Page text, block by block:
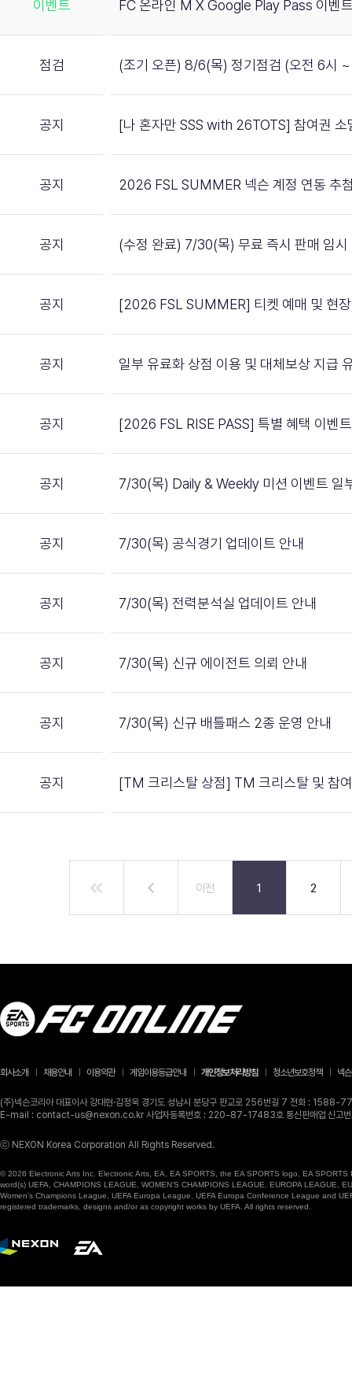
이벤트 FC 온라인 M X Google Play Pass 이벤
점검 (조기 오픈) 8/6(목) 정기점검 (오전 6시 ~
공지 [나 혼자만 SSS with 26TOTS] 참여권 소
공지 2026 FSL SUMMER 넥슨 계정 연동 추
공지 (수정 완료) 7/30(목) 무료 즉시 판매 임시
공지 [2026 FSL SUMMER] 티켓 예매 및 현
공지 일부 유료화 상점 이용 및 대체보상 지급
공지 [2026 FSL RISE PASS] 특별 혜택 이벤
공지 7/30(목) Daily & Weekly 미션 이벤트 일
공지 7/30(목) 공식경기 업데이트 안내
공지 7/30(목) 전력분석실 업데이트 안내
공지 7/30(목) 신규 에이전트 의뢰 안내
공지 7/30(목) 신규 배틀패스 2종 운영 안내
공지 [TM 크리스탈 상점] TM 크리스탈 및 참
이전 1 2
회사소개 채용안내 이용약관 게임이용등급안내 개인정보처리방침 청소년보호정책 넥
(주)넥슨코리아 대표이사 강대현·김정욱 경기도 성남시 분당구 판교로 256번길 7 전화 :
E-mail : contact-us@nexon.co.kr 사업자등록번호 : 220-87-17483호 통신판매업 신고
ⓒ NEXON Korea Corporation All Rights Reserved.
© 2026 Electronic Arts Inc. Electronic Arts, EA, EA SPORTS, the EA SPORTS logo, EA
word(s) UEFA, CHAMPIONS LEAGUE, WOMEN’S CHAMPIONS LEAGUE, EUROPA LEAGUE,
Women’s Champions League, UEFA Europa League, UEFA Europa Conference League and
registered trademarks, designs and/or as copyright works by UEFA. All rights reserved.